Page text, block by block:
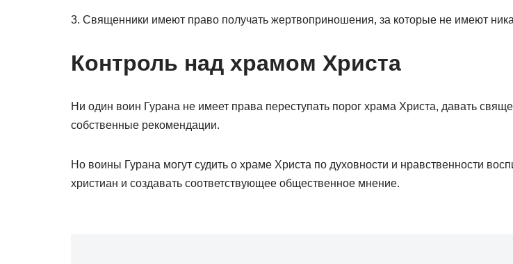
3. Священники имеют право получать жертвоприношения, за которые не имеют
Контроль над храмом Христа
Ни один воин Гурана не имеет права переступать порог храма Христа, давать
собственные рекомендации.
Но воины Гурана могут судить о храме Христа по духовности и нравственности
христиан и создавать соответствующее общественное мнение.